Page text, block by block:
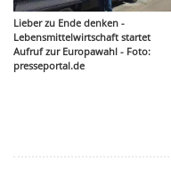
Lieber zu Ende denken -
Lebensmittelwirtschaft startet
Aufruf zur Europawahl - Foto:
presseportal.de